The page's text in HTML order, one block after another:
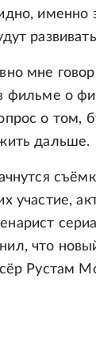
именно
мне
фильме о
о том,
дальше.
участие,
что
Рустам